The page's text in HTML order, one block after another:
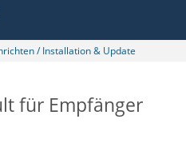
/ Installation & Update
für Empfänger